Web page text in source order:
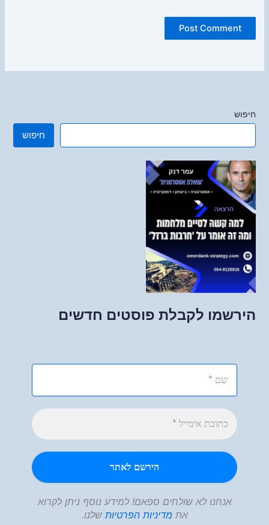
חיפוש
חיפוש
הירשמו לקבלת פוסטים חדשים
אנחנו לא שולחים ספאם! למידע נוסף ניתן לקרוא
את מדיניות הפרטיותשלנו.